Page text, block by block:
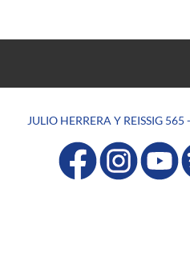
JULIO HERRERA Y REISSIG